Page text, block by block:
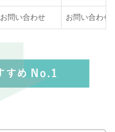
お問い合わせ お問い合わせ